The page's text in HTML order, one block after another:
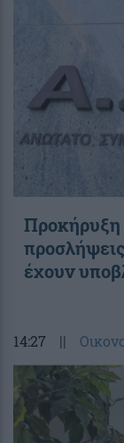
Προκήρυξη
έχουν
14:27 ||